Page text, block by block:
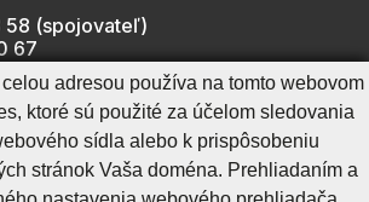
58 (spojovateľ)
67
Ochrana osobných údajov
Vyhlásenie o prístupnosti
adresou používa na tomto webovom
ktoré sú použité za účelom sledovania
sídla alebo k prispôsobeniu
stránok Vaša doména. Prehliadaním a